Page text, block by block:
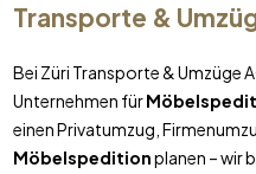
Transporte &
Bei Züri Transporte & Umzüge
Unternehmen für
einen Privatumzug,
Möbelspeditionplanen – wir